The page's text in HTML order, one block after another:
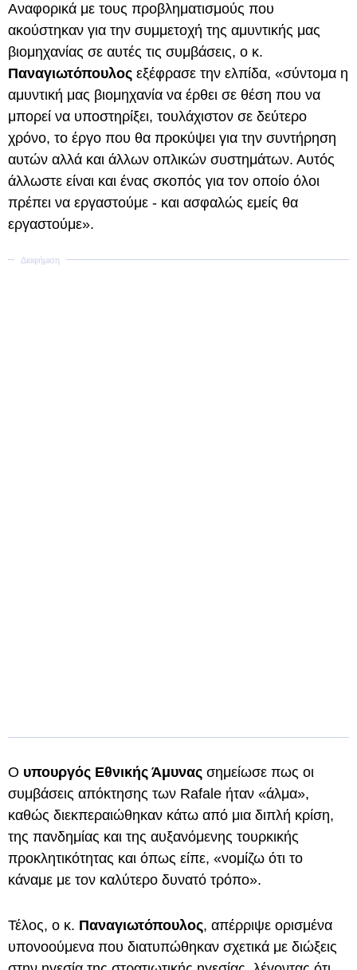
Αναφορικά με τους προβληματισμούς που
ακούστηκαν για την συμμετοχή της αμυντικής μας
βιομηχανίας σε αυτές τις συμβάσεις, ο κ.
Παναγιωτόπουλος εξέφρασε την ελπίδα, «σύντομα η
αμυντική μας βιομηχανία να έρθει σε θέση που να
μπορεί να υποστηρίξει, τουλάχιστον σε δεύτερο
χρόνο, το έργο που θα προκύψει για την συντήρηση
αυτών αλλά και άλλων οπλικών συστημάτων. Αυτός
άλλωστε είναι και ένας σκοπός για τον οποίο όλοι
πρέπει να εργαστούμε - και ασφαλώς εμείς θα
εργαστούμε».
Ο υπουργός Εθνικής Άμυνας σημείωσε πως οι
συμβάσεις απόκτησης των Rafale ήταν «άλμα»,
καθώς διεκπεραιώθηκαν κάτω από μια διπλή κρίση,
της πανδημίας και της αυξανόμενης τουρκικής
προκλητικότητας και όπως είπε, «νομίζω ότι το
κάναμε με τον καλύτερο δυνατό τρόπο».
Τέλος, ο κ. Παναγιωτόπουλος, απέρριψε ορισμένα
υπονοούμενα που διατυπώθηκαν σχετικά με διώξεις